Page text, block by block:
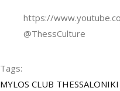
https://
@ThessCulture
Tags:
MYLOS CLUB THESSALONIKI